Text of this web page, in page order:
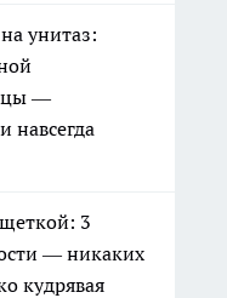
унитаз:
—
навсегда
3
— никаких
кудрявая